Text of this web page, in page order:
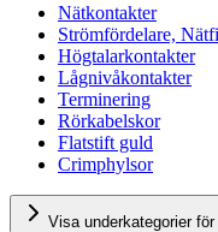
Nätkontakter
Strömfördelare,
Högtalarkontakter
Lågnivåkontakter
Terminering
Rörkabelskor
Flatstift guld
Crimphylsor
Visa underkategorier för